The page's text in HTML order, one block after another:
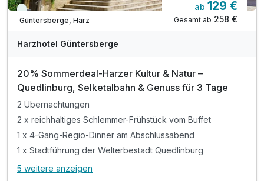
Viele Termine frei
Güntersberge, Harz
ab 129 €
Gesamt ab 258 €
Harzhotel Güntersberge
20% Sommerdeal-Harzer Kultur & Natur –
Quedlinburg, Selketalbahn & Genuss für 3 Tage
2 Übernachtungen
2 x reichhaltiges Schlemmer-Frühstück vom Buffet
1 x 4-Gang-Regio-Dinner am Abschlussabend
1 x Stadtführung der Welterbestadt Quedlinburg
Alle Inklusivleistungen
5 weitere anzeigen